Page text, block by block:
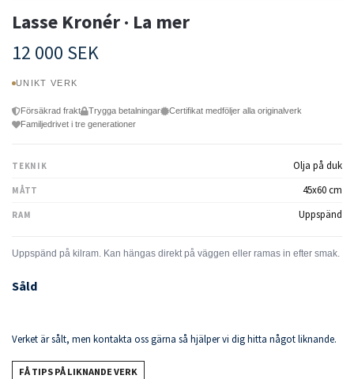
Lasse Kronér · La mer
12 000 SEK
UNIKT VERK
Försäkrad frakt Trygga betalningar
Certifikat medföljer alla originalverk
Familjedrivet i tre generationer
TEKNIK Olja på duk
MÅTT 45x60 cm
RAM Uppspänd
Såld
Verket är sålt, men kontakta oss gärna så hjälper vi dig hitta något liknande.
FÅ TIPS PÅ LIKNANDE VERK